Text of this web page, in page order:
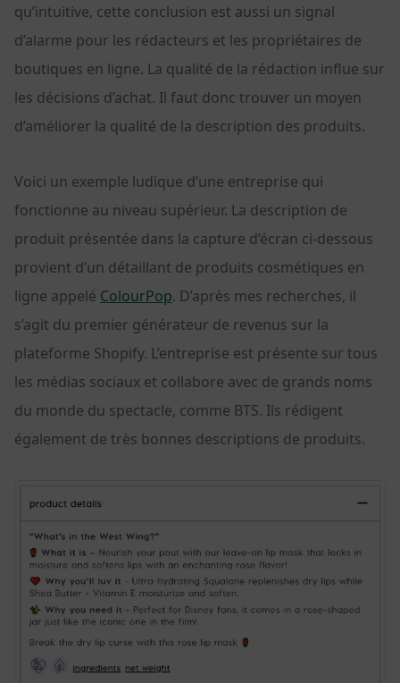
qu’intuitive, cette conclusion est aussi un signal
d’alarme pour les rédacteurs et les propriétaires de
boutiques en ligne. La qualité de la rédaction influe sur
les décisions d’achat. Il faut donc trouver un moyen
d’améliorer la qualité de la description des produits.
Voici un exemple ludique d’une entreprise qui
fonctionne au niveau supérieur. La description de
produit présentée dans la capture d’écran ci-dessous
provient d’un détaillant de produits cosmétiques en
ligne appelé ColourPop. D’après mes recherches, il
s’agit du premier générateur de revenus sur la
plateforme Shopify. L’entreprise est présente sur tous
les médias sociaux et collabore avec de grands noms
du monde du spectacle, comme BTS. Ils rédigent
également de très bonnes descriptions de produits.